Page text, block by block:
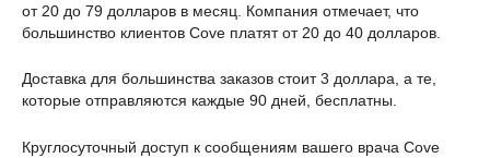
от 20 до 79 долларов в месяц. Компания отмечает, что
большинство клиентов Cove платят от 20 до 40 долларов.
Доставка для большинства заказов стоит 3 доллара, а те,
которые отправляются каждые 90 дней, бесплатны.
Круглосуточный доступ к сообщениям вашего врача Cove